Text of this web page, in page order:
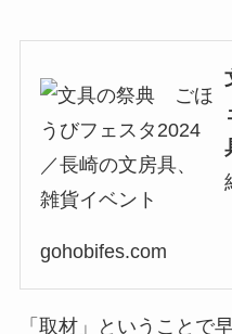
gohobifes.com
「取材」ということで